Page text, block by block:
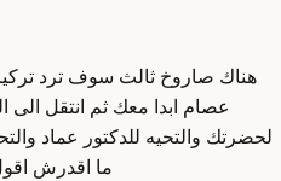
هناك صاروخ ثالث سوف ترد
عصام ابدا معك ثم انتقل الى
لحضرتك والتحيه للدكتور عماد
ما اقدرش